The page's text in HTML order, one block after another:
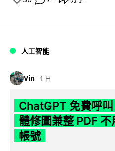
人工智能
Vin 1 日
ChatGPT 免費呼
體修圖兼整 PDF
帳號